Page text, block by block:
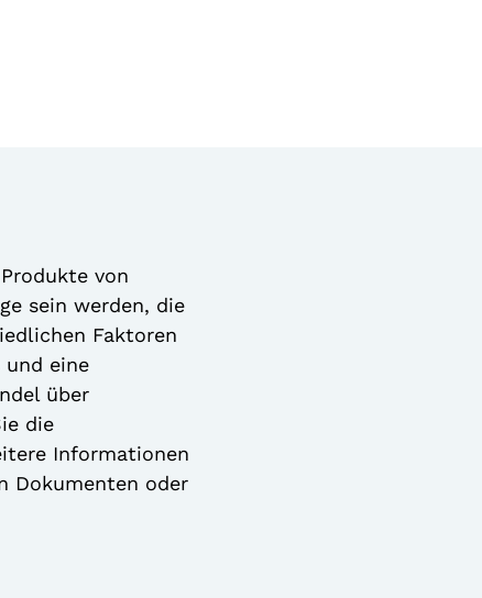
von
sein werden, die
Faktoren
und eine
über
die
Informationen
Dokumenten oder